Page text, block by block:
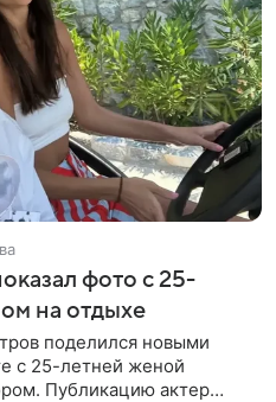
фото с 25-
на отдыхе
поделился новыми
с 25-летней женой
Публикацию актер